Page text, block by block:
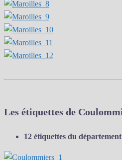
Les étiquettes de
12 étiquettes du